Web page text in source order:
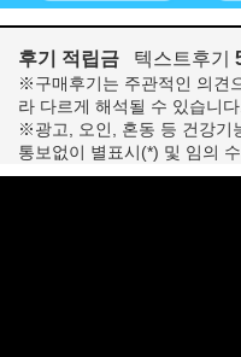
후기 적립금 텍스트후기
※구매후기는 주관적인 의견
라 다르게 해석될 수 있습니
※광고, 오인, 혼동 등 건강기
통보없이 별표시(*) 및 임의